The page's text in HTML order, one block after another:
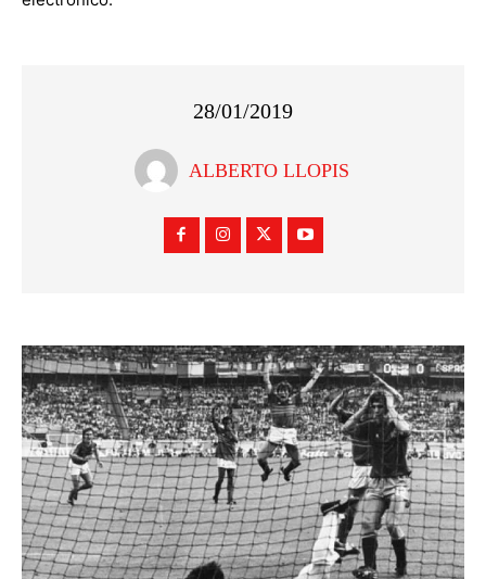
28/01/2019
ALBERTO LLOPIS